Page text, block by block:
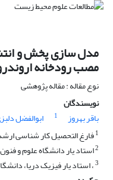
مدل سازی پخش و
مصب رودخانه
نوع مقاله : مقاله پژوهشی
نویسندگان
باقر بهروز
1 ابوالفضل
1فارغ التحصیل کار شناسی
2استاد یار دانشگاه علوم و
3، استاد یار فیزیک دریا،